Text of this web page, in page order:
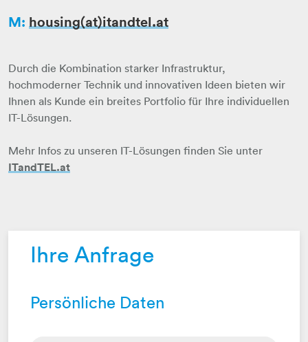
M: housing(at)itandtel.at​​​​​​​
​​​​​​​Durch die Kombination starker Infrastruktur,
hochmoderner Technik und innovativen Ideen bieten wir
Ihnen als Kunde ein breites Portfolio für Ihre individuellen
IT-Lösungen.
​​​​​​​Mehr Infos zu unseren IT-Lösungen finden Sie unter
ITandTEL.at
Ihre Anfrage
Persönliche Daten